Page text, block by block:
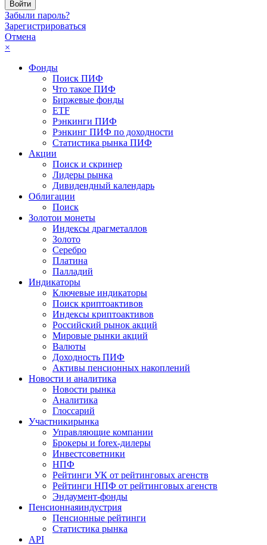
Забыли пароль?
Зарегистрироваться
Отмена
×
Фонды
Поиск ПИФ
Что такое ПИФ
Биржевые фонды
ETF
Рэнкинги ПИФ
Рэнкинг ПИФ по доходности
Статистика рынка ПИФ
Акции
Поиск и скринер
Лидеры рынка
Дивидендный календарь
Облигации
Поиск
Золотои монеты
Индексы драгметаллов
Золото
Серебро
Платина
Палладий
Индикаторы
Ключевые индикаторы
Поиск криптоактивов
Индексы криптоактивов
Российский рынок акций
Мировые рынки акций
Валюты
Доходность ПИФ
Активы пенсионных накоплений
Новости и аналитика
Новости рынка
Аналитика
Глоссарий
Участникирынка
Управляющие компании
Брокеры и forex-дилеры
Инвестсоветники
НПФ
Рейтинги УК от рейтинговых агенств
Рейтинги НПФ от рейтинговых агенств
Эндаумент-фонды
Пенсионнаяиндустрия
Пенсионные рейтинги
Статистика рынка
API